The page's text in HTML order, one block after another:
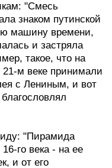
"Смесь
знаком путинской
машину времени,
и застряла
такое, что на
м веке принимали
с Лениным, и вот
"Пирамида
го века - на ее
и от его